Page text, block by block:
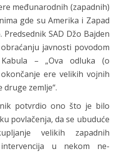
međunarodnih (zapadnih)
gde su Amerika i Zapad
SAD Džo Bajden
javnosti povodom
– „Ova odluka (o
ere velikih vojnih
zemlje“.
potvrdio ono što je bilo
povlačenja, da se ubuduće
velikih zapadnih
u nekom ne-